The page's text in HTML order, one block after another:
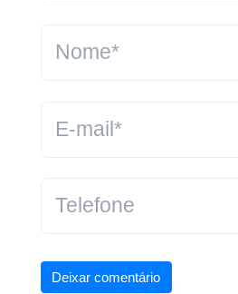
Deixar comentário